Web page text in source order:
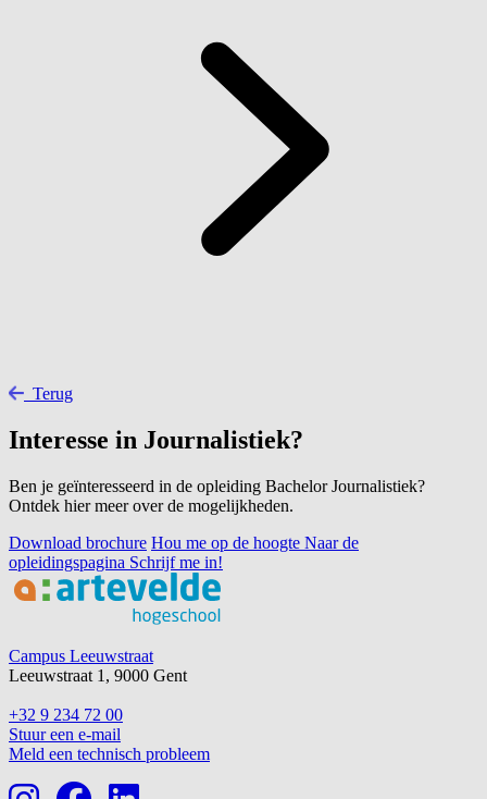
Terug
Interesse in Journalistiek?
Ben je geïnteresseerd in de opleiding Bachelor Journalistiek?
Ontdek hier meer over de mogelijkheden.
Download brochure Hou me op de hoogte Naar de
opleidingspagina Schrijf me in!
Footer
Campus Leeuwstraat
Leeuwstraat 1, 9000 Gent
+32 9 234 72 00
Stuur een e-mail
Meld een technisch probleem